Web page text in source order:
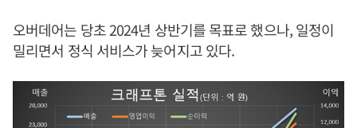
오버데어는 당초 2024년 상반기를 목표로 했으나, 일정이
밀리면서 정식 서비스가 늦어지고 있다.